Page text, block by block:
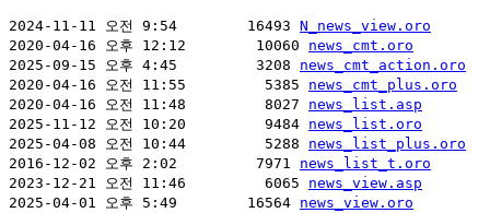
2024-11-11 오전 9:54        16493 N_news_view.oro
2020-04-16 오후 12:12        10060 news_cmt.oro
2025-09-15 오후 4:45         3208 news_cmt_action.oro
2020-04-16 오전 11:55         5385 news_cmt_plus.oro
2020-04-16 오전 11:48         8027 news_list.asp
2025-11-12 오전 10:20         9484 news_list.oro
2025-04-08 오전 10:44         5288 news_list_plus.oro
2016-12-02 오후 2:02         7971 news_list_t.oro
2023-12-21 오전 11:46         6065 news_view.asp
2025-04-01 오후 5:49        16564 news_view.oro